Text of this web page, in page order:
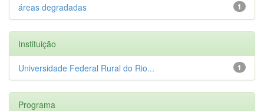
1
áreas degradadas
Instituição
1
Universidade Federal Rural do Rio...
Programa